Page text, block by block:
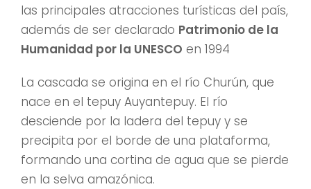
las principales atracciones turísticas del país,
además de ser declarado Patrimonio de la
Humanidad por la UNESCO en 1994
La cascada se origina en el río Churún, que
nace en el tepuy Auyantepuy. El río
desciende por la ladera del tepuy y se
precipita por el borde de una plataforma,
formando una cortina de agua que se pierde
en la selva amazónica.